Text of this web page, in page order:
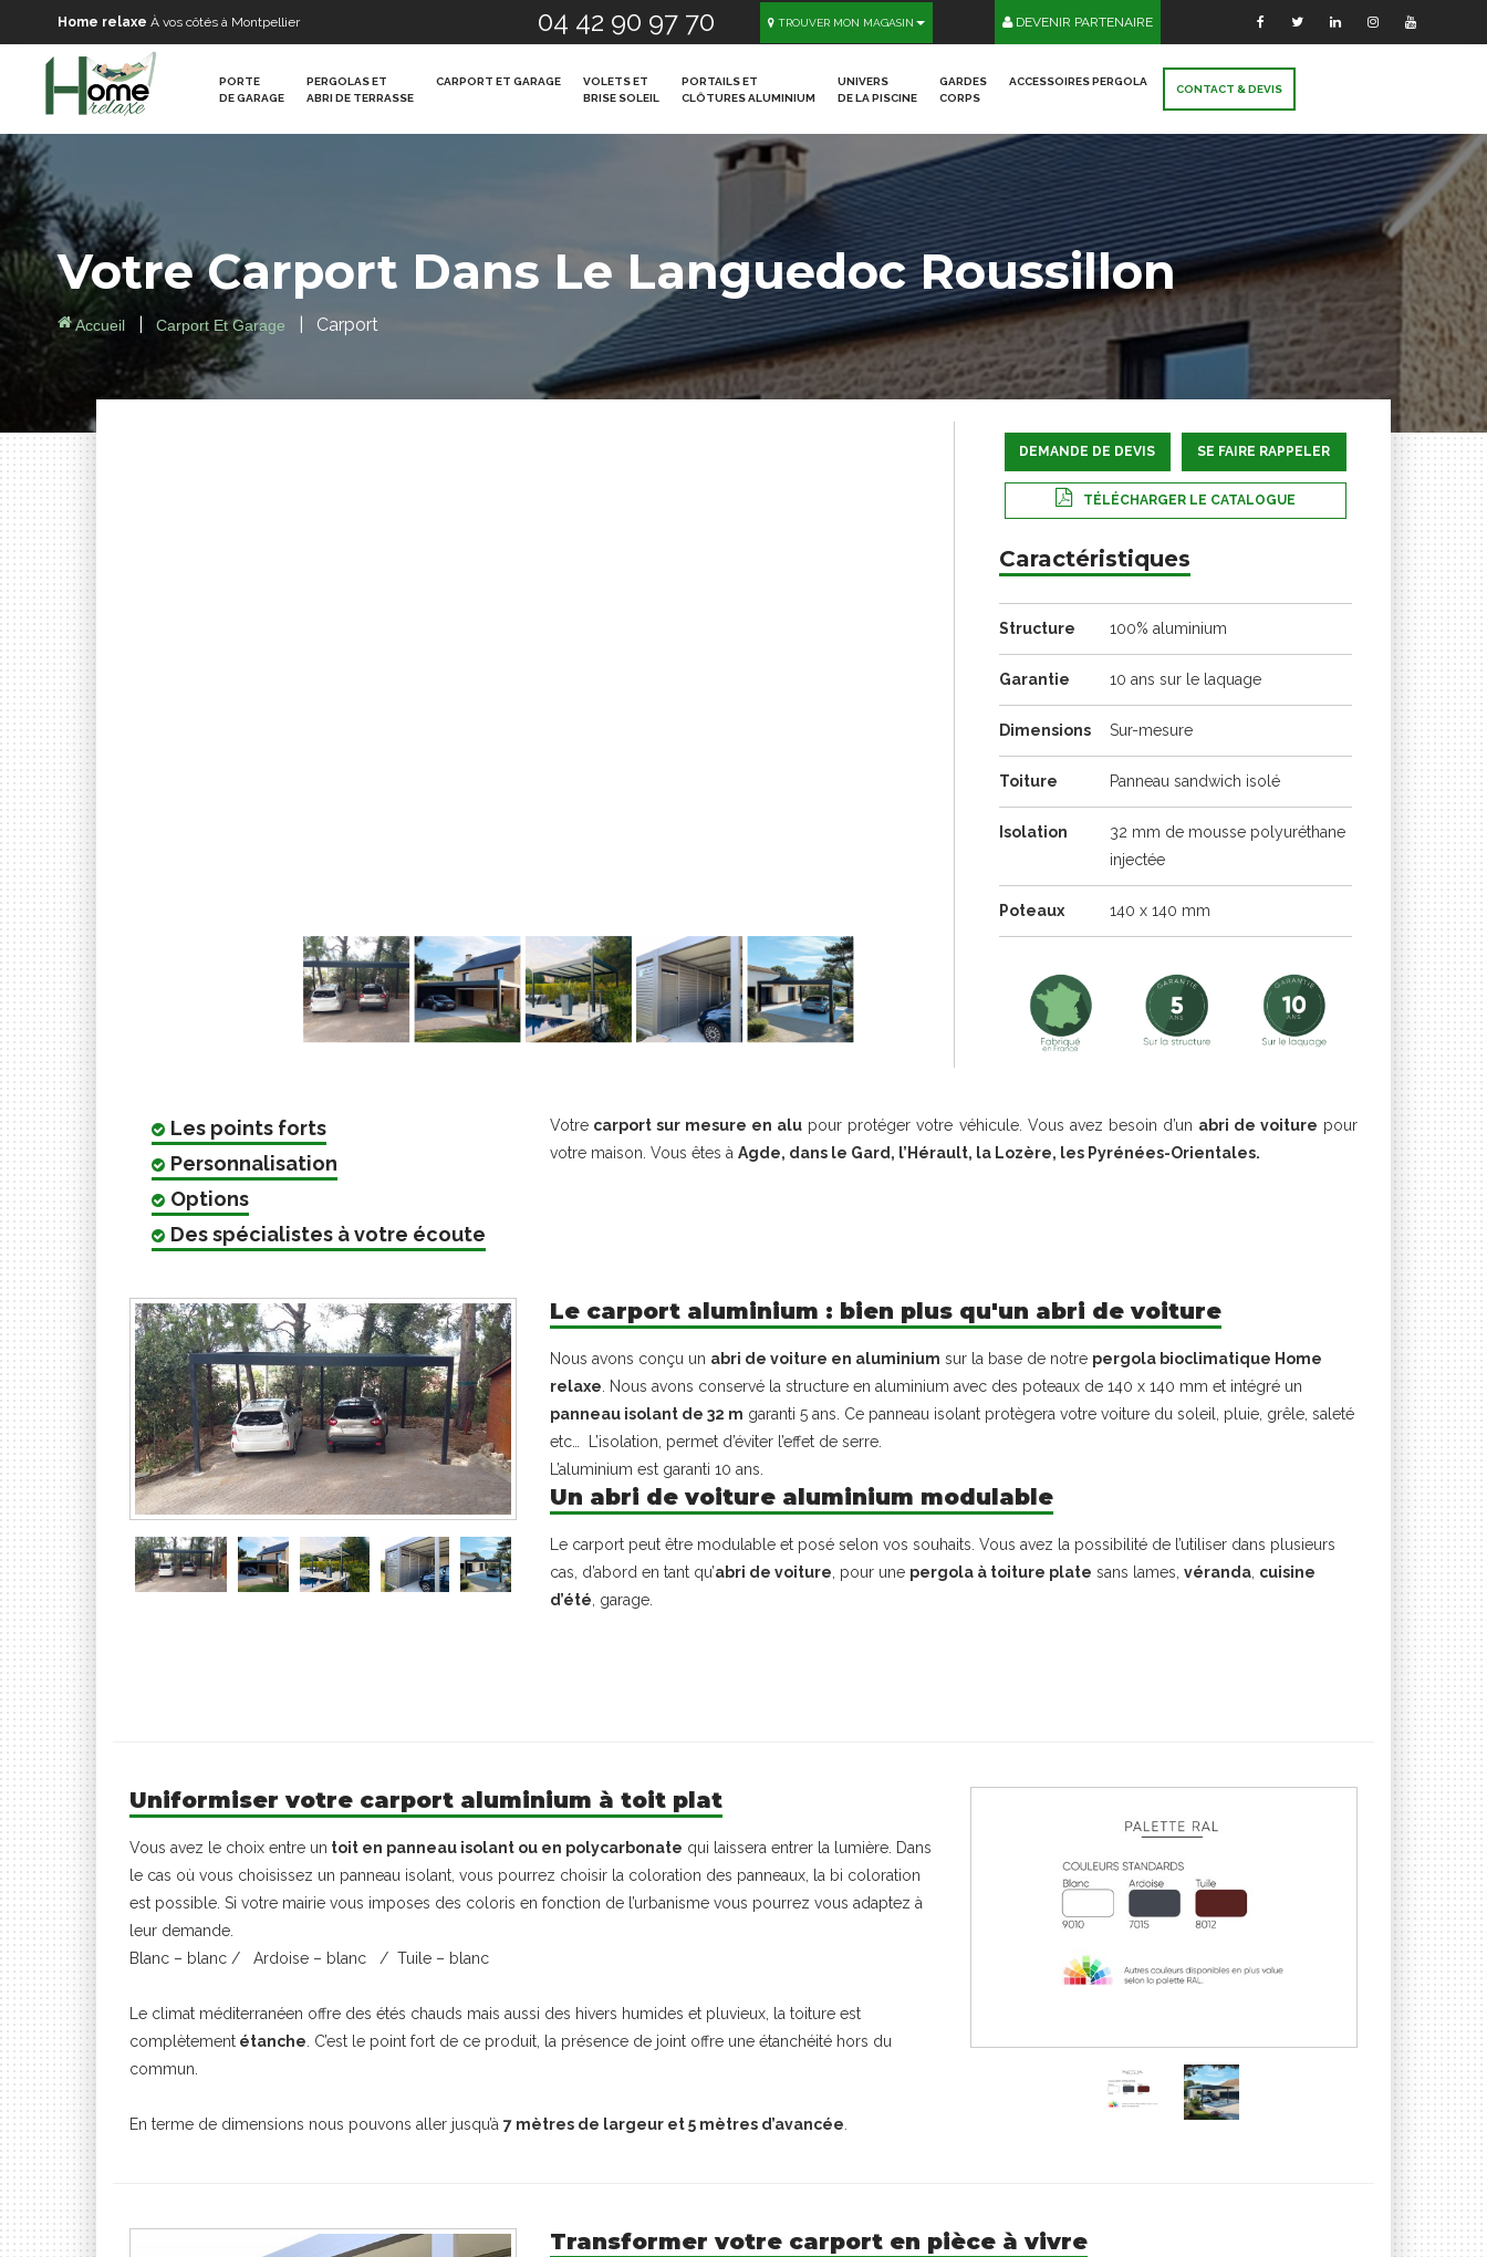
Home relaxe À vos côtés à Montpellier 04 42 90 97 70 TROUVER MON MAGASIN DEVENIR PARTENAIRE
PORTE
DE GARAGE
PERGOLAS ET
ABRI DE TERRASSE
CARPORT ET GARAGE
VOLETS ET
BRISE SOLEIL
PORTAILS ET
CLÔTURES ALUMINIUM
UNIVERS
DE LA PISCINE
GARDES
CORPS
ACCESSOIRES PERGOLA
CONTACT & DEVIS
VotreCarport Dans LeLanguedoc Roussillon
Accueil Carport Et Garage Carport
DEMANDE DE DEVIS SE FAIRE RAPPELER
TÉLÉCHARGER LE CATALOGUE
Caractéristiques
Structure 100% aluminium
Garantie 10 ans sur le laquage
Dimensions Sur-mesure
Toiture Panneau sandwich isolé
Isolation
32 mm de mousse polyuréthane
injectée
Poteaux 140 x 140 mm
Les points forts
Personnalisation
Options
Des spécialistes à votre écoute
Votre carport sur mesure en alu pour protéger votre véhicule. Vous avez besoin d’un abri de voiture pour
votre maison. Vous êtes à Agde, dans le Gard, l’Hérault, la Lozère, les Pyrénées-Orientales.
Le carport aluminium : bien plus qu'un abri de voiture
Nous avons conçu un abri de voiture en aluminium sur la base de notre pergola bioclimatique Home
relaxe . Nous avons conservé la structure en aluminium avec des poteaux de 140 x 140 mm et intégré un
panneau isolant de 32 m garanti 5 ans. Ce panneau isolant protègera votre voiture du soleil, pluie, grêle, saleté
etc… L’isolation, permet d’éviter l’effet de serre.
L’aluminium est garanti 10 ans.
Un abri de voiture aluminium modulable
Le carport peut être modulable et posé selon vos souhaits. Vous avez la possibilité de l’utiliser dans plusieurs
cas, d’abord en tant qu’abri de voiture , pour une pergola à toiture plate sans lames, véranda cuisine
d’été , garage.
Uniformiser votre carport aluminium à toit plat
Vous avez le choix entre un toit en panneau isolant ou en polycarbonate qui laissera entrer la lumière. Dans
le cas où vous choisissez un panneau isolant, vous pourrez choisir la coloration des panneaux, la bi coloration
est possible. Si votre mairie vous imposes des coloris en fonction de l’urbanisme vous pourrez vous adaptez à
leur demande.
Blanc – blanc / Ardoise – blanc / Tuile – blanc
Le climat méditerranéen offre des étés chauds mais aussi des hivers humides et pluvieux, la toiture est
complètement étanche . C’est le point fort de ce produit, la présence de joint offre une étanchéité hors du
commun.
En terme de dimensions nous pouvons aller jusqu’à 7 mètres de largeur et 5 mètres d’avancée
Transformer votre carport en pièce à vivre